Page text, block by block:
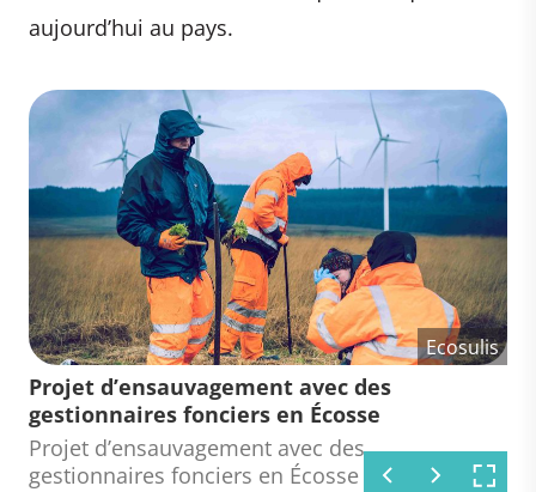
aujourd’hui au pays.
Ecosulis
Projet d’ensauvagement avec des
gestionnaires fonciers en Écosse
Projet d’ensauvagement avec des
gestionnaires fonciers en Écosse
Ecosulis
Projet d’ensauvagement avec des
gestionnaires fonciers en Écosse
Projet d’ensauvagement avec des
gestionnaires fonciers en Écosse
Ecosulis
Projet d’ensauvagement avec des
gestionnaires fonciers en Écosse
Projet d’ensauvagement avec des
gestionnaires fonciers en Écosse